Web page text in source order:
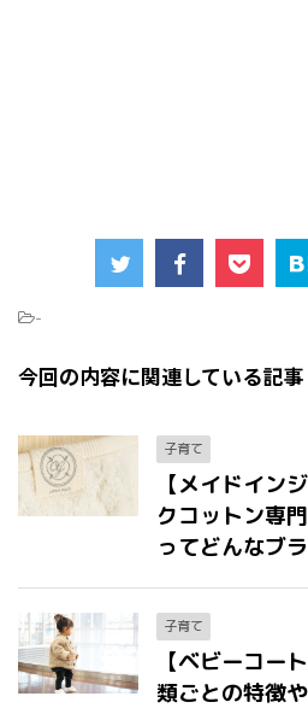
-
今回の内容に関連している記事
子育て
【メイドイン
クコットン専
ってどんなブ
子育て
【ベビーコー
類ごとの特徴